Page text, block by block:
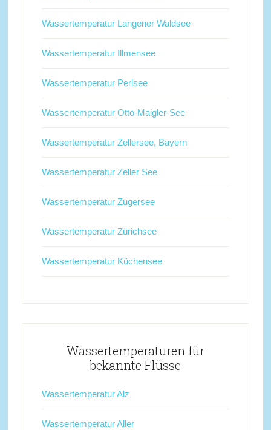
Wassertemperatur Langener Waldsee
Wassertemperatur Illmensee
Wassertemperatur Perlsee
Wassertemperatur Otto-Maigler-See
Wassertemperatur Zellersee, Bayern
Wassertemperatur Zeller See
Wassertemperatur Zugersee
Wassertemperatur Zürichsee
Wassertemperatur Küchensee
Wassertemperaturen für
bekannte Flüsse
Wassertemperatur Alz
Wassertemperatur Aller